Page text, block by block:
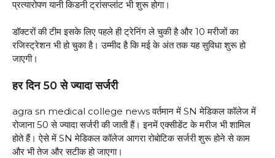
प्रत्यारोपण यानी किडनी ट्रांसप्लांट भी शुरू होगा।
डॉक्टरों की टीम इसके लिए पहले ही ट्रेनिंग ले चुकी है और 10 मरीजों का
रजिस्ट्रेशन भी हो चुका है। उम्मीद है कि मई के अंत तक यह सुविधा शुरू हो
जाएगी।
हर दिन 50 से ज्यादा सर्जरी
agra sn medical college news वर्तमान में SN मेडिकल कॉलेज में
रोजाना 50 से ज्यादा सर्जरी की जाती हैं। इनमें एक्सीडेंट के मरीज भी शामिल
होते हैं। ऐसे में SN मेडिकल कॉलेज आगरा रोबोटिक सर्जरी शुरू होने से काम
और भी तेज और सटीक हो जाएगा।